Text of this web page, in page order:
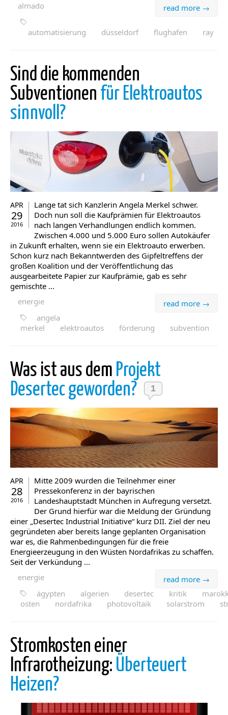
read more →
almado
automatisierung düsseldorf flughafen ray
Sind die kommenden
Subventionen für Elektroautos
sinnvoll?
APR
29
2016
Lange tat sich Kanzlerin Angela Merkel schwer.
Doch nun soll die Kaufprämien für Elektroautos
nach langen Verhandlungen endlich kommen.
Zwischen 4.000 und 5.000 Euro sollen Autokäufer
in Zukunft erhalten, wenn sie ein Elektroauto erwerben.
Schon kurz nach Bekanntwerden des Gipfeltreffens der
großen Koalition und der Veröffentlichung das
ausgearbeitete Papier zur Kaufprämie, gab es sehr
gemischte ...
read more →
energie
angela
merkel
elektroautos förderung subvention
Was ist aus dem Projekt
Desertec geworden?
1
APR
28
2016
Mitte 2009 wurden die Teilnehmer einer
Pressekonferenz in der bayrischen
Landeshauptstadt München in Aufregung versetzt.
Der Grund hierfür war die Meldung der Gründung
einer „Desertec Industrial Initiative“ kurz DII. Ziel der neu
gegründeten aber bereits lange geplanten Organisation
war es, die Rahmenbedingungen für die freie
Energieerzeugung in den Wüsten Nordafrikas zu schaffen.
Seit der Verkündung ...
read more →
energie
ägypten
algerien desertec kritik
osten
nordafrika photovoltaik solarstrom
Stromkosten einer
Infrarotheizung: Überteuert
Heizen?